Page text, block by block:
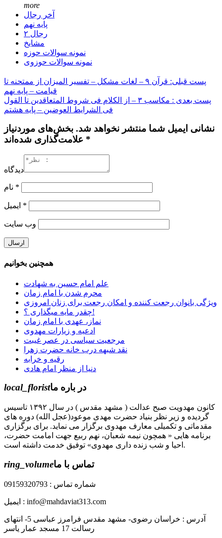
more
آخر رجال
پایه نهم
رجال ۲
مشایخ
نمونه سوالات حوزه
نمونه سوالات حوزوی
پست قبلی: قرآن ۹ – لغات مشکل – تفسیر المیزان از ممتحنه تا
قیامت – پایه نهم
پست بعدی : مکاسب ۳ – از الکلام فی شروط المتعاقدین تا القول
فی الشرایط العوضین – پایه هشتم
نشانی ایمیل شما منتشر نخواهد شد. بخش‌های موردنیاز
علامت‌گذاری شده‌اند *
دیدگاه
*
*
وب‌ سایت
همچنین بخوانیم
علم امام حسین به شهادت
محرم شدن با امام زمان
ویژگی بانوان رجعت کننده و امکان رجعت برای زنان امروزی
چقدر مایه میگذاری ؟!
نماز، عهدی با امام زمان
ادعیه و زیارات مهدوی
مرجعیت سیاسی در عصر غیبت
نقد شبهه درب خانه حضرت زهرا
رقیه و خرابه
دنیا از منظر امام هادی
local_floristدر باره ما
کانون مهدویت صبح عدالت ( مشهد مقدس ) در سال ۱۳۹۲ تاسیس
گردیده و زیر نظر بنیاد حضرت مهدی موعود(عجل الله) دوره های
مقدماتی و تکمیلی معارف مهدوی برگزار می نماید. برای برگزاری
برنامه هایی « همچون نیمه شعبان، نهم ربیع جهت امامت حضرت،
احیا و شب زنده داری مهدوی» توفیق خدمت داشته است.
ring_volumeتماس با ما
شماره تماس : 09159320793
ایمیل : info@mahdaviat313.com
آدرس : خراسان رضوی- مشهد مقدس فرامرز عباسی 5- انتهای
رسالت 17 مسجد عمار یاسر